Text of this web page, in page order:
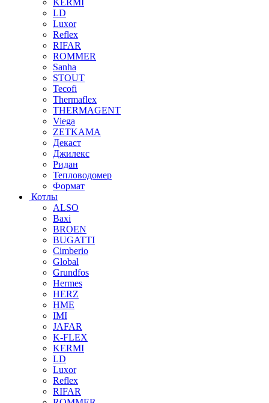
LD
Luxor
Reflex
RIFAR
ROMMER
Sanha
STOUT
Tecofi
Thermaflex
THERMAGENT
Viega
ZETKAMA
Декаст
Джилекс
Ридан
Тепловодомер
Формат
Котлы
ALSO
Baxi
BROEN
BUGATTI
Cimberio
Global
Grundfos
Hermes
HERZ
HME
IMI
JAFAR
K-FLEX
KERMI
LD
Luxor
Reflex
RIFAR